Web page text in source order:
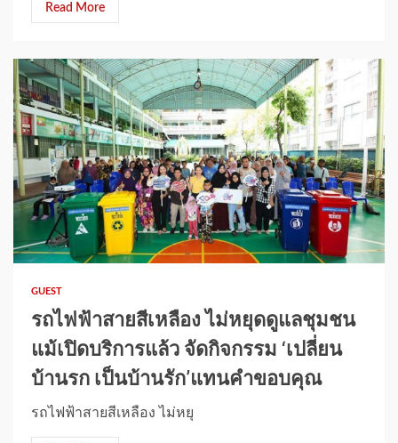
Read More
1 min read
GUEST
รถไฟฟ้าสายสีเหลือง ไม่หยุดดูแลชุมชน
แม้เปิดบริการแล้ว จัดกิจกรรม ‘เปลี่ยน
บ้านรก เป็นบ้านรัก’แทนคำขอบคุณ
รถไฟฟ้าสายสีเหลือง ไม่หยุ